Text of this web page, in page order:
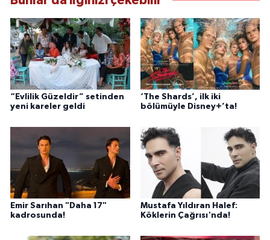
“Evlilik Güzeldir” setinden
yeni kareler geldi
‘The Shards’, ilk iki
bölümüyle Disney+’ta!
Emir Sarıhan "Daha 17"
kadrosunda!
Mustafa Yıldıran Halef:
Köklerin Çağrısı'nda!